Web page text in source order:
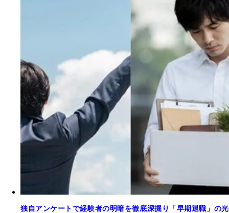
独自アンケートで経験者の明暗を徹底深掘り「早期退職」の光